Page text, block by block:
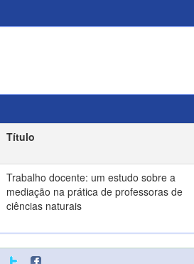
Título
Trabalho docente: um estudo sobre a
mediação na prática de professoras de
ciências naturais